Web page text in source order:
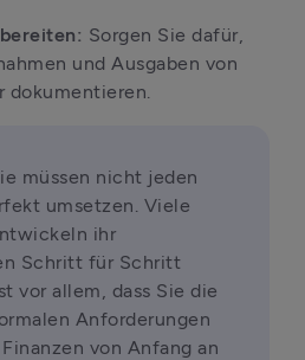
Sorgen Sie dafür,
und Ausgaben von
dokumentieren.
müssen nicht jeden
umsetzen. Viele
ihr
Schritt für Schritt
vor allem, dass Sie die
Anforderungen
von Anfang an